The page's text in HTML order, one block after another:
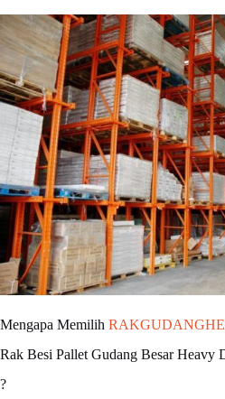
Mengapa Memilih
Rak Besi Pallet Gudang Besar Heavy
?